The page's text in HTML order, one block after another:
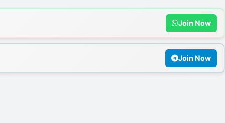
Join Now
Join Now